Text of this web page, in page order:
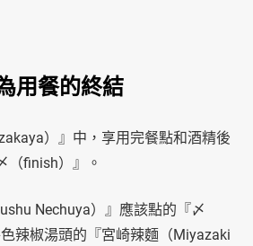
用餐的終結
）』中，享用完餐點和酒精後
（finish）』。
Nechuya）』應該點的『〆
辣椒湯頭的『宮崎辣麵（Miyazaki